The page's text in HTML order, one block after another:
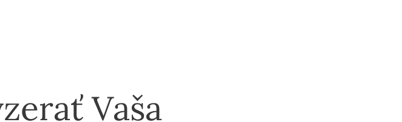
Vaša